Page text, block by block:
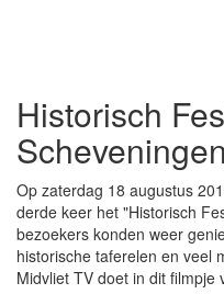
Historisch
Op zaterdag 18 augustus
derde keer het "Historisch
bezoekers konden weer
historische taferelen en veel
Midvliet TV doet in dit filmpje